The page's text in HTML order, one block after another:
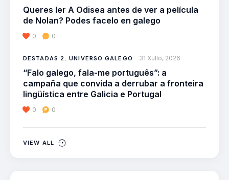
Queres ler A Odisea antes de ver a película
de Nolan? Podes facelo en galego
0 0
DESTADAS 2,UNIVERSO GALEGO 31 Xullo, 2026
“Falo galego, fala-me português”: a
campaña que convida a derrubar a fronteira
lingüística entre Galicia e Portugal
0 0
VIEW ALL